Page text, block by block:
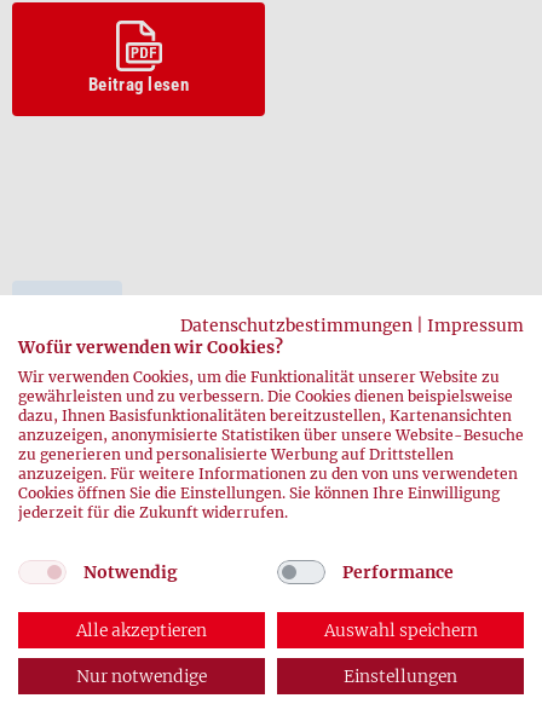
Beitrag lesen
© 2026 DRK-Blutspendedienste
ABONNEMENT AUSGABEN KONTAKT
Datenschutzbestimmungen
Impressum
Wofür verwenden wir Cookies?
Wir verwenden Cookies, um die Funktionalität unserer Website zu
gewährleisten und zu verbessern. Die Cookies dienen beispielsweise
dazu, Ihnen Basisfunktionalitäten bereitzustellen, Kartenansichten
anzuzeigen, anonymisierte Statistiken über unsere Website-Besuche
zu generieren und personalisierte Werbung auf Drittstellen
anzuzeigen. Für weitere Informationen zu den von uns verwendeten
Cookies öffnen Sie die Einstellungen. Sie können Ihre Einwilligung
jederzeit für die Zukunft widerrufen.
Notwendig Performance
Alle akzeptieren Auswahl speichern
Nur notwendige Einstellungen